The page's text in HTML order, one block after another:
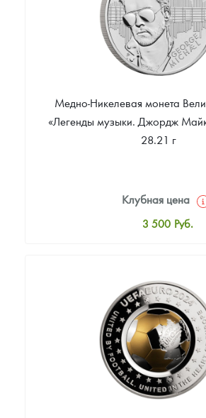
Медно-Никелевая монета
«Легенды музыки. Джордж
28.21 г
Клубная цена
3 500 Руб.
Цена выкупа
Звоните